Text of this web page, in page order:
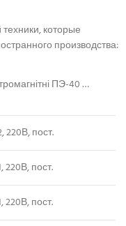
которые
производства:
ПЭ-40 …
пост.
пост.
пост.